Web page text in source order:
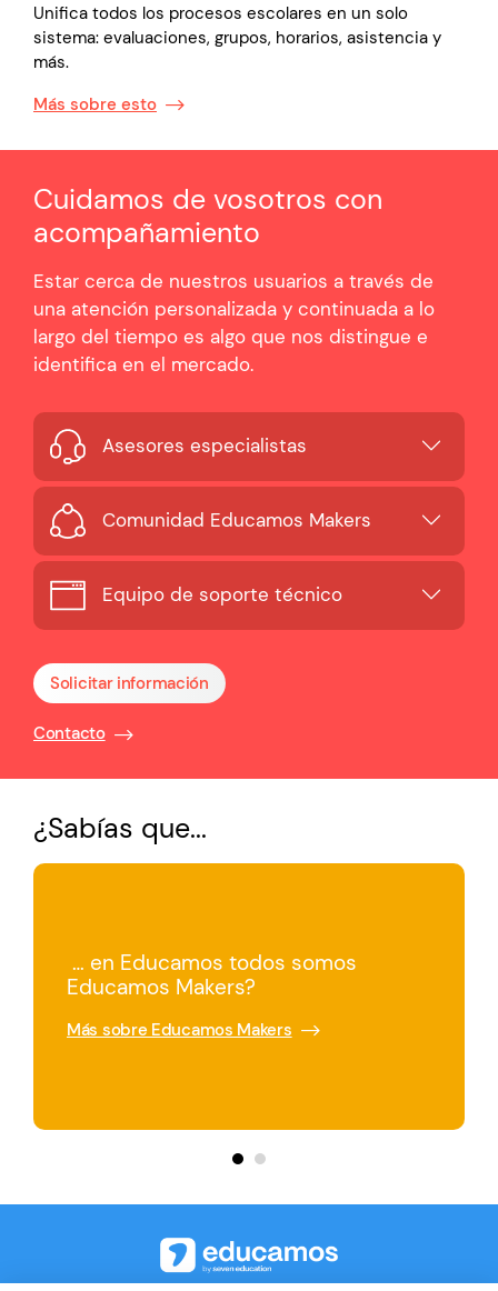
Unifica todos los procesos escolares en un solo
sistema: evaluaciones, grupos, horarios, asistencia y
más.
Más sobre esto
Cuidamos de vosotros con
acompañamiento
Estar cerca de nuestros usuarios a través de
una atención personalizada y continuada a lo
largo del tiempo es algo que nos distingue e
identifica en el mercado.
Asesores especialistas
Comunidad Educamos Makers
Equipo de soporte técnico
Solicitar información
Contacto
¿Sabías que...
… en Educamos todos somos
Educamos Makers?
Más sobre Educamos Makers
… en Educamos tenemos muy en
cuenta el conocimiento y
experiencia de nuestros usuarios?
Más sobre el crecimiento de Educamos